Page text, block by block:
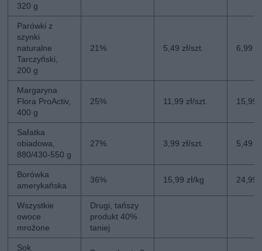
320 g
Parówki z
szynki
naturalne
Tarczyński,
200 g
21% 5,49 zł/szt. 6,99
Margaryna
Flora ProActiv,
400 g
25% 11,99 zł/szt. 15,99
Sałatka
obiadowa,
880/430-550 g
27% 3,99 zł/szt. 5,49
Borówka
amerykańska
36% 15,99 zł/kg 24,99
Wszystkie
owoce
mrożone
Drugi, tańszy
produkt 40%
taniej
Sok